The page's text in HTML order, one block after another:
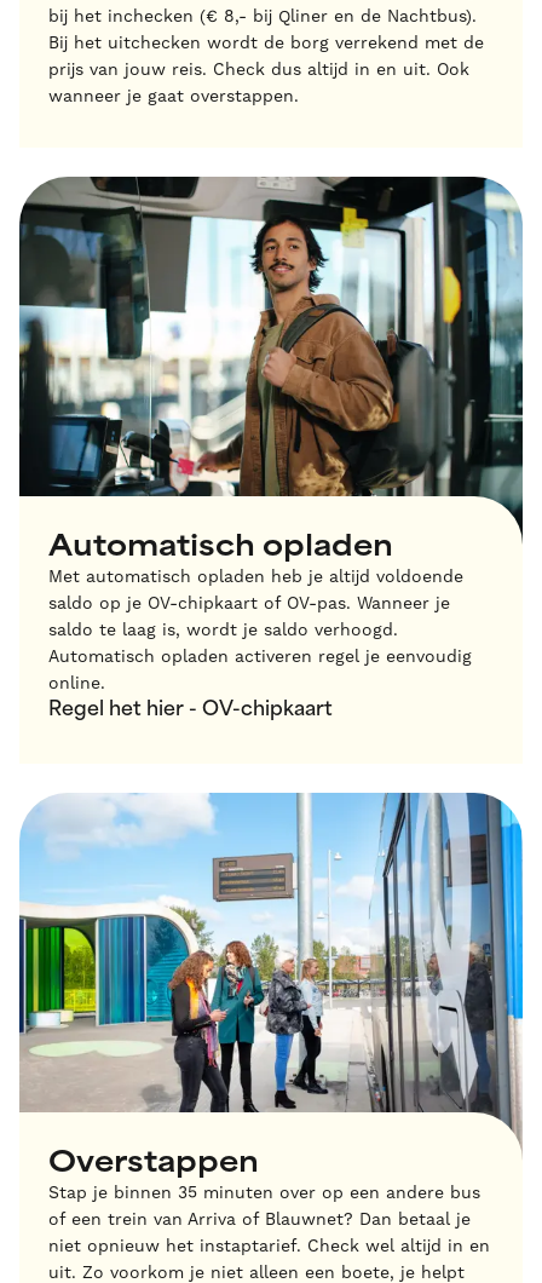
bij het inchecken (€ 8,- bij Qliner en de Nachtbus).
Bij het uitchecken wordt de borg verrekend met de
prijs van jouw reis. Check dus altijd in en uit. Ook
wanneer je gaat overstappen.
Automatisch opladen
Met automatisch opladen heb je altijd voldoende
saldo op je OV-chipkaart of OV-pas. Wanneer je
saldo te laag is, wordt je saldo verhoogd.
Automatisch opladen activeren regel je eenvoudig
online.
Regel het hier - OV-chipkaart
Overstappen
Stap je binnen 35 minuten over op een andere bus
of een trein van Arriva of Blauwnet? Dan betaal je
niet opnieuw het instaptarief. Check wel altijd in en
uit. Zo voorkom je niet alleen een boete, je helpt